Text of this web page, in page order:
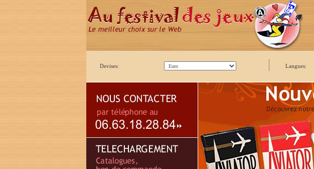
Devises: Langues: